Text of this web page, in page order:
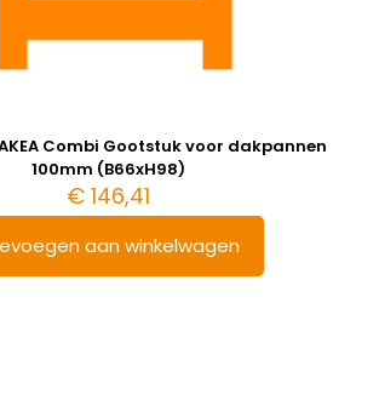
Combi Gootstuk voor dakpannen
100mm (B66xH98)
€146,41
aan winkelwagen